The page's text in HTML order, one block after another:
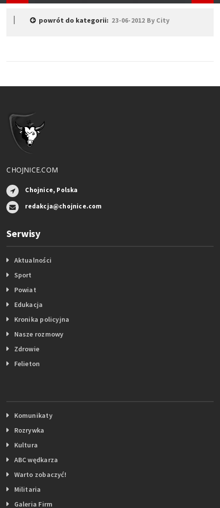
powrót do kategorii: 23-06-2012 By City
CHOJNICE.COM
Chojnice, Polska
redakcja@chojnice.com
Serwisy
Aktualności
Sport
Powiat
Edukacja
Kronika policyjna
Nasze rozmowy
Zdrowie
Felieton
Komunikaty
Rozrywka
Kultura
ABC wędkarza
Warto zobaczyć!
Militaria
Galeria Firm